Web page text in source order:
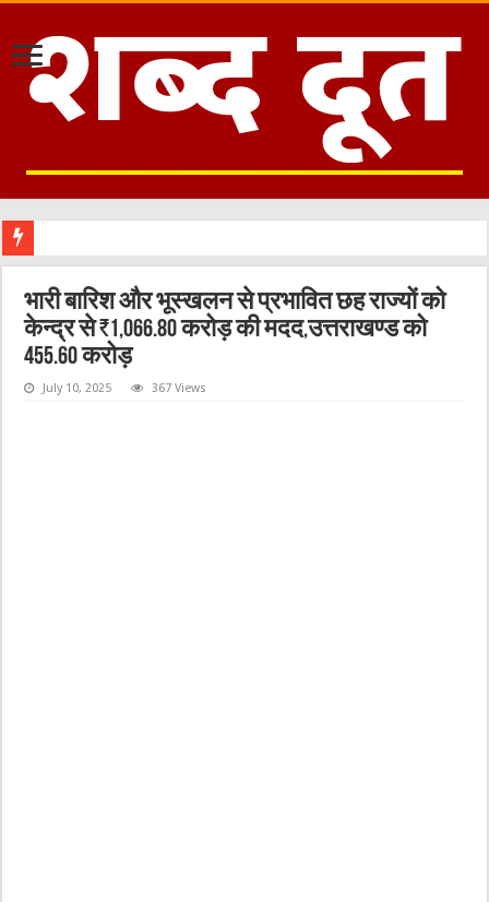
भारी बारिश और भूस्खलन से प्रभावित छह राज्यों को
केन्द्र से ₹1,066.80 करोड़ की मदद,उत्तराखण्ड को
455.60 करोड़
July 10, 2025 367 Views